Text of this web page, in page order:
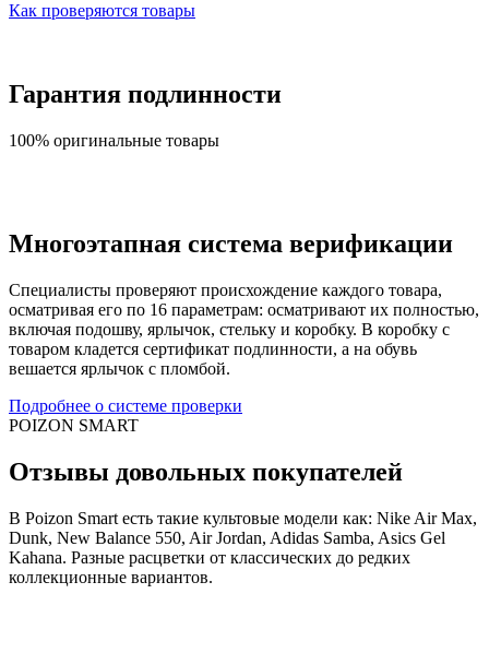
Как проверяются товары
Гарантия подлинности
100% оригинальные товары
Многоэтапная система верификации
Специалисты проверяют происхождение каждого товара,
осматривая его по 16 параметрам: осматривают их полностью,
включая подошву, ярлычок, стельку и коробку. В коробку с
товаром кладется сертификат подлинности, а на обувь
вешается ярлычок с пломбой.
Подробнее о системе проверки
POIZON SMART
Отзывы довольных покупателей
В Poizon Smart есть такие культовые модели как: Nike Air Max,
Dunk, New Balance 550, Air Jordan, Adidas Samba, Asics Gel
Kahana. Разные расцветки от классических до редких
коллекционные вариантов.